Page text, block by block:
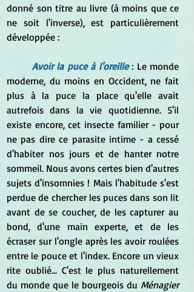
donné son titre au livre (à moins que ce
ne soit l'inverse), est particulièrement
développée :
Avoir la puce à l'oreille : Le monde
moderne, du moins en Occident, ne fait
plus à la puce la place qu'elle avait
autrefois dans la vie quotidienne. S'il
existe encore, cet insecte familier - pour
ne pas dire ce parasite intime - a cessé
d'habiter nos jours et de hanter notre
sommeil. Nous avons certes bien d'autres
sujets d'insomnies ! Mais l'habitude s'est
perdue de chercher les puces dans son lit
avant de se coucher, de les capturer au
bond, d'une main experte, et de les
écraser sur l'ongle après les avoir roulées
entre le pouce et l'index. Encore un vieux
rite oublié... C'est le plus naturellement
du monde que le bourgeois du Ménagier